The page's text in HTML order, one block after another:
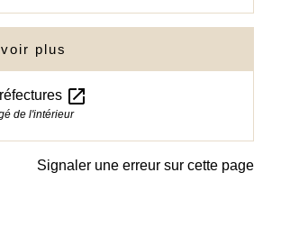
plus
open_in_new
de l'intérieur
Signaler une erreur sur cette page